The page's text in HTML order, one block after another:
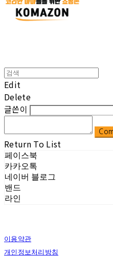
Edit
Delete
글쓴이
Return To List
페이스북
카카오톡
네이버 블로그
밴드
라인
이용약관
개인정보처리방침